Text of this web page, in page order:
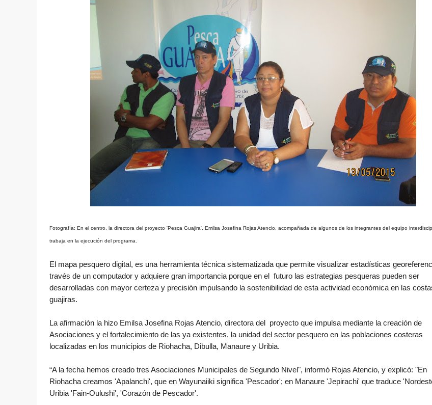
Fotografía: En el centro, la directora del proyecto 'Pesca Guajira', Emilsa Josefina Rojas Atencio, acompañada de algunos de los integrantes del equipo
trabaja en la ejecución del programa.
El mapa pesquero digital, es una herramienta técnica sistematizada que permite visualizar estadísticas
través de un computador y adquiere gran importancia porque en el futuro las estrategias pesqueras pueden ser
desarrolladas con mayor certeza y precisión impulsando la sostenibilidad de esta actividad económica en las
guajiras.
La afirmación la hizo Emilsa Josefina Rojas Atencio, directora del proyecto que impulsa mediante la creación de
Asociaciones y el fortalecimiento de las ya existentes, la unidad del sector pesquero en las poblaciones costeras
localizadas en los municipios de Riohacha, Dibulla, Manaure y Uribia.
“A la fecha hemos creado tres Asociaciones Municipales de Segundo Nivel", informó Rojas Atencio, y explicó: "En
Riohacha creamos 'Apalanchi', que en Wayunaiiki significa 'Pescador'; en Manaure 'Jepirachi' que traduce
Uribia 'Fain-Oulushi', 'Corazón de Pescador'.